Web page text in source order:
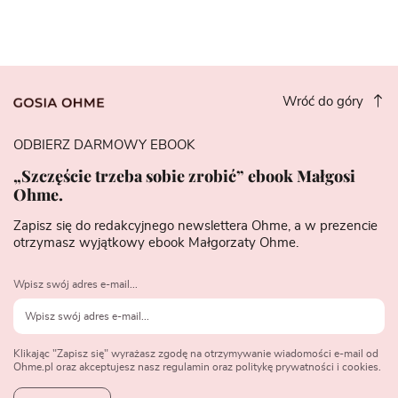
Wróć do góry
ODBIERZ DARMOWY EBOOK
„Szczęście trzeba sobie zrobić” ebook Małgosi
Ohme.
Zapisz się do redakcyjnego newslettera Ohme, a w prezencie
otrzymasz wyjątkowy ebook Małgorzaty Ohme.
Wpisz swój adres e-mail...
Klikając "Zapisz się" wyrażasz zgodę na otrzymywanie wiadomości e-mail od
Ohme.pl oraz akceptujesz nasz regulamin oraz politykę prywatności i cookies.